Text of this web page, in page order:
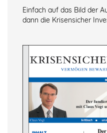
Einfach auf das Bild der
dann die Krisensicher